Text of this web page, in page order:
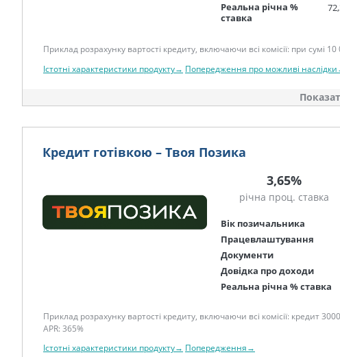
Реальна річна %
ставка
Приклад розрахунку вартості кредиту, включаючи всі комісії: при сумі
Істотні характеристики продукту→ Попередження про можливі
Кредит готівкою – Твоя Позика
3,65%
річна проц. ставка
Вік позичальника
Працевлаштування
Документи
Довідка про доходи
Реальна річна % ставка
Приклад розрахунку вартості кредиту, включаючи всі комісії: кредит
APR: 365%
Істотні характеристики продукту→ Попередження→